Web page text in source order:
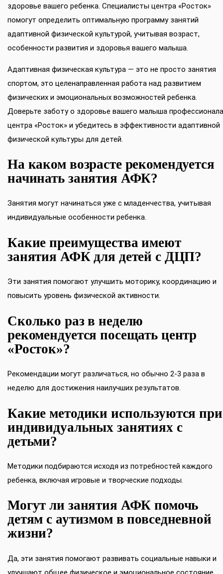
здоровье вашего ребенка. Специалисты центра «Росток»
помогут определить оптимальную программу занятий
адаптивной физической культурой, учитывая возраст,
особенности развития и здоровья вашего малыша.
Адаптивная физическая культура — это не просто занятия
спортом, это целенаправленная работа над развитием
физических и эмоциональных возможностей ребенка.
Доверьте заботу о здоровье вашего малыша
центра «Росток» и убедитесь в эффективности адаптивной
физической культуры для детей.
На каком возрасте рекомендуется
начинать занятия АФК?
Занятия могут начинаться уже с младенчества, учитывая
индивидуальные особенности ребенка.
Какие преимущества имеют
занятия АФК для детей с ДЦП?
Эти занятия помогают улучшить моторику, координацию и
повысить уровень физической активности.
Сколько раз в неделю
рекомендуется посещать центр
«Росток»?
Рекомендации могут различаться, но обычно 2-3 раза в
неделю для достижения наилучших результатов.
Какие методики используются при
индивидуальных занятиях с
детьми?
Методики подбираются исходя из потребностей каждого
ребенка, включая игровые и творческие подходы.
Могут ли занятия АФК помочь
детям с аутизмом в повседневной
жизни?
Да, эти занятия помогают развивать социальные навыки и